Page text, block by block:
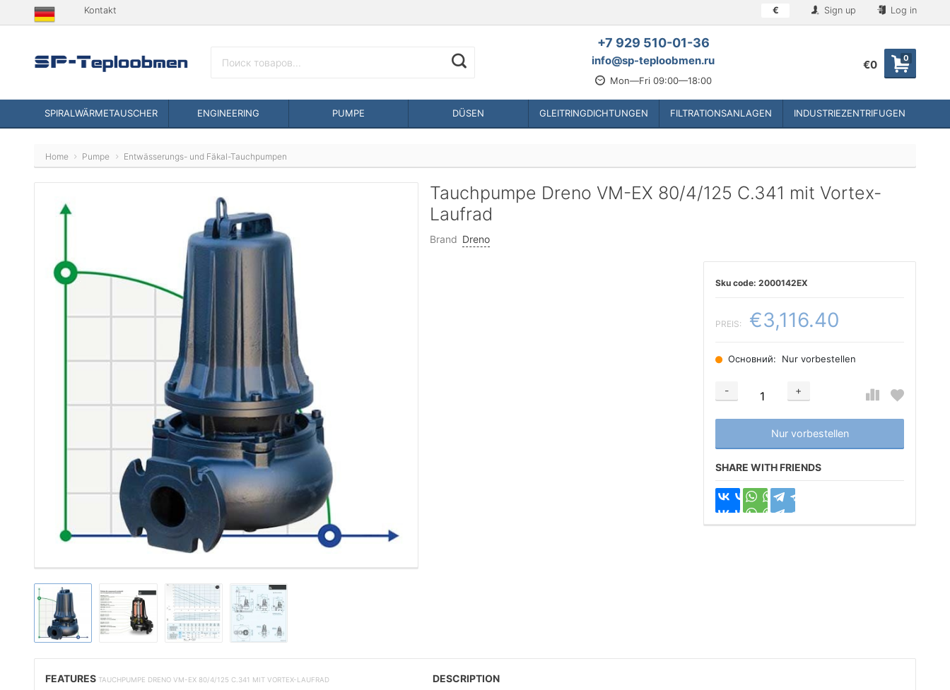
Kontakt € Sign up Log in
+7 929 510-01-36
info@sp-teploobmen.ru
Mon—Fri 09:00—18:00
0
€0
SPIRALWÄRMETAUSCHER ENGINEERING PUMPE DÜSEN GLEITRINGDICHTUNGEN FILTRATIONSANLAGEN INDUSTRIEZENTRIFUGEN
Home Pumpe Entwässerungs- und Fäkal-Tauchpumpen
Tauchpumpe Dreno VM-EX 80/4/125 C.341 mit Vortex-
Laufrad
Brand Dreno
2000142EX
PREIS: €3,116.40
Основний: Nur vorbestellen
-
+
Добавляется...
Nur vorbestellen
Добавлен
SHARE WITH FRIENDS
FEATURES TAUCHPUMPE DRENO VM-EX 80/4/125 C.341 MIT VORTEX-LAUFRAD DESCRIPTION